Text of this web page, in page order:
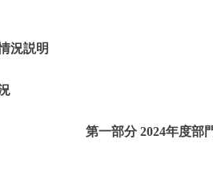
況説明
第一部分 2024年度部